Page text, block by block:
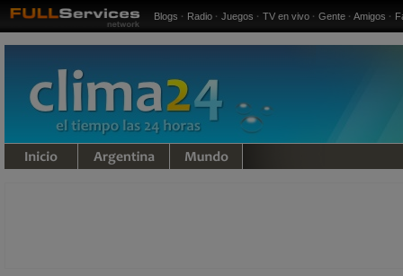
Blogs · Radio · Juegos · TV en vivo · Gente · Amigos ·